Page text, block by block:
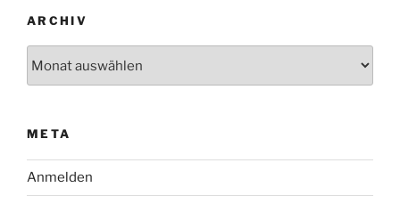
ARCHIV
META
Anmelden